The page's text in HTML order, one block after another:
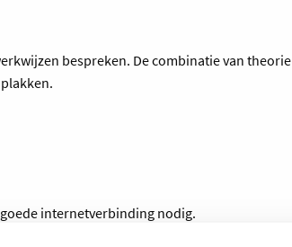
bespreken. De combinatie van theorie
internetverbinding nodig.
of chat.